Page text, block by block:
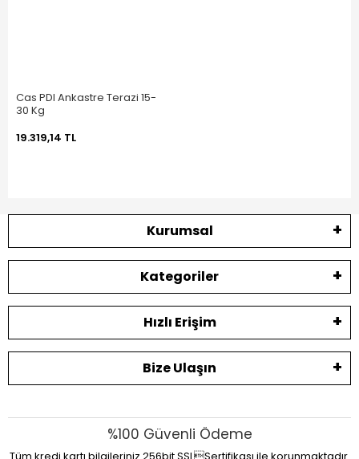
Cas PDI Ankastre Terazi 15-
30 Kg
19.319,14 TL
Kurumsal
Kategoriler
Hızlı Erişim
Bize Ulaşın
%100 Güvenli Ödeme